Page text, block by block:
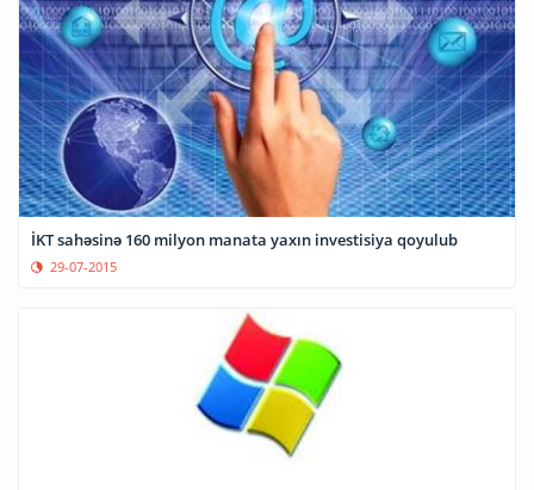
İKT sahəsinə 160 milyon manata yaxın investisiya qoyulub
29-07-2015